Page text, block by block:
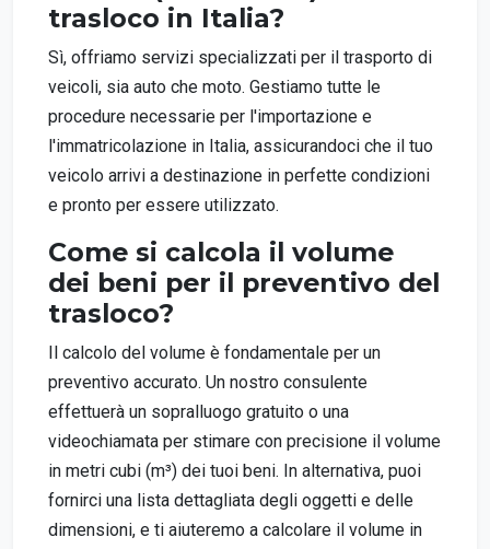
trasloco in Italia?
Sì, offriamo servizi specializzati per il trasporto di
veicoli, sia auto che moto. Gestiamo tutte le
procedure necessarie per l'importazione e
l'immatricolazione in Italia, assicurandoci che il tuo
veicolo arrivi a destinazione in perfette condizioni
e pronto per essere utilizzato.
Come si calcola il volume
dei beni per il preventivo del
trasloco?
Il calcolo del volume è fondamentale per un
preventivo accurato. Un nostro consulente
effettuerà un sopralluogo gratuito o una
videochiamata per stimare con precisione il volume
in metri cubi (m³) dei tuoi beni. In alternativa, puoi
fornirci una lista dettagliata degli oggetti e delle
dimensioni, e ti aiuteremo a calcolare il volume in